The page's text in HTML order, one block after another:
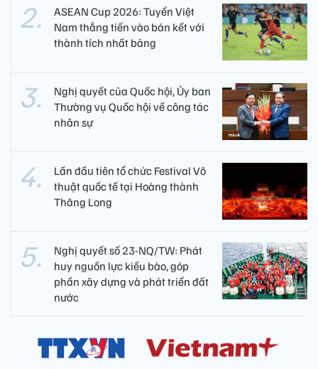
ASEAN Cup 2026: Tuyển Việt
Nam thẳng tiến vào bán kết với
thành tích nhất bảng
Nghị quyết của Quốc hội, Ủy ban
Thường vụ Quốc hội về công tác
nhân sự
Lần đầu tiên tổ chức Festival Võ
thuật quốc tế tại Hoàng thành
Thăng Long
Nghị quyết số 23-NQ/TW: Phát
huy nguồn lực kiều bào, góp
phần xây dựng và phát triển đất
nước